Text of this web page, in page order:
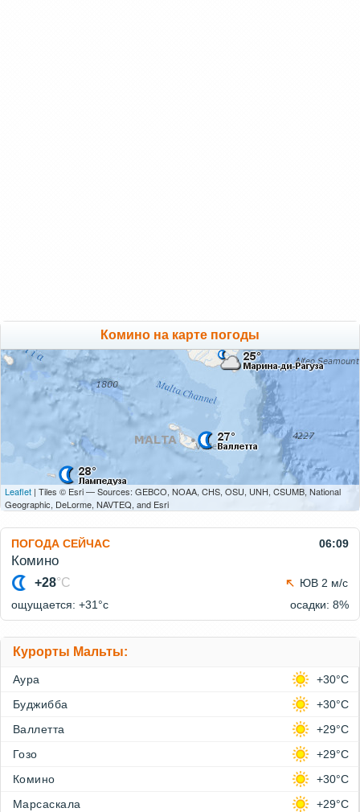
Комино на карте погоды
Leaflet | Tiles © Esri — Sources: GEBCO, NOAA, CHS, OSU, UNH, CSUMB, National
Geographic, DeLorme, NAVTEQ, and Esri
ПОГОДА СЕЙЧАС 06:09
Комино
+28°C
ЮВ 2 м/с
ощущается: +31°c
осадки: 8%
Курорты Мальты:
Аура
+30°C
Буджибба
+30°C
Валлетта
+29°C
Гозо
+29°C
Комино
+30°C
Марсаскала
+29°C